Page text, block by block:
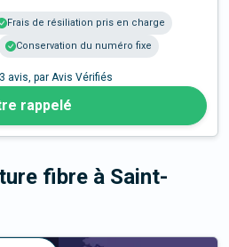
Frais de résiliation pris en charge
Conservation du numéro fixe
avis, par Avis Vérifiés
rappelé
fibre à Saint-